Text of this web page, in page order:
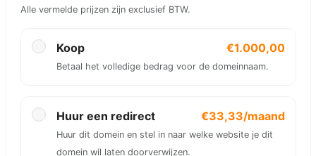
Alle vermelde prijzen zijn exclusief BTW.
Koop €1.000,00
Betaal het volledige bedrag voor de domeinnaam.
Huur een redirect €33,33/maand
Huur dit domein en stel in naar welke website je dit
domein wil laten doorverwijzen.